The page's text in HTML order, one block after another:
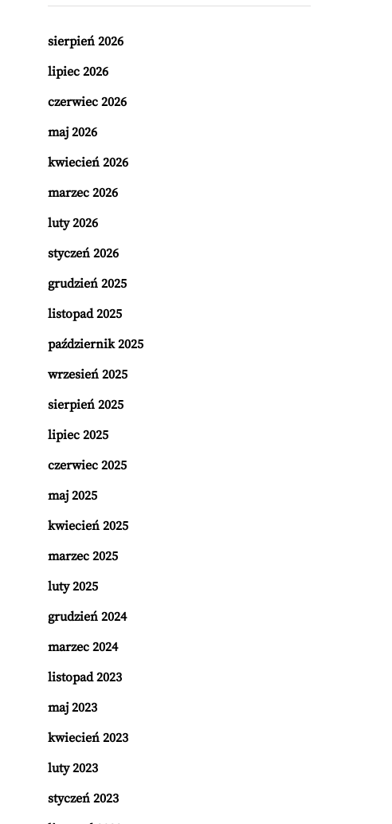
sierpień 2026
lipiec 2026
czerwiec 2026
maj 2026
kwiecień 2026
marzec 2026
luty 2026
styczeń 2026
grudzień 2025
listopad 2025
październik 2025
wrzesień 2025
sierpień 2025
lipiec 2025
czerwiec 2025
maj 2025
kwiecień 2025
marzec 2025
luty 2025
grudzień 2024
marzec 2024
listopad 2023
maj 2023
kwiecień 2023
luty 2023
styczeń 2023